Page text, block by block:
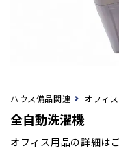
ハウス備品関連 オフィ
全自動洗濯機
オフィス用品の詳細は